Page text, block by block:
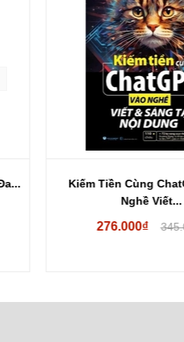
Kiếm Tiền Cùng ChatGPT ( Vào
345.000₫